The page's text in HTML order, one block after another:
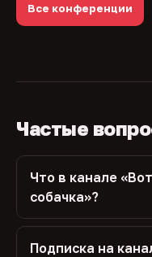
Все конференции
Частые
Что в канале
собачка»?
Подписка на